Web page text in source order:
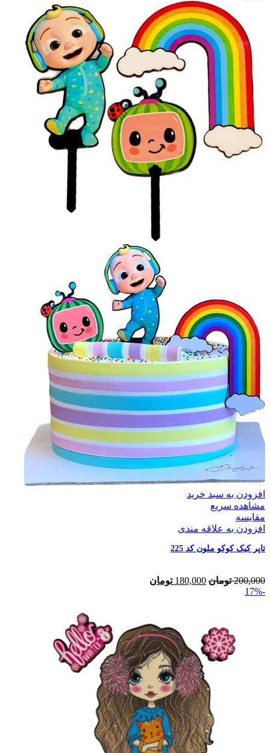
افزودن به سبد خرید
مشاهده سریع
مقایسه
افزودن به علاقه مندی
تاپر کیک کوکو ملون کد 225
200,000 تومان 180,000 تومان
-17%